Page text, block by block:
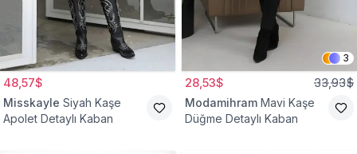
48,57$
Misskayle Siyah Kaşe
Apolet Detaylı Kaban
3
28,53$ 33,93$
Modamihram Mavi Kaşe
Düğme Detaylı Kaban